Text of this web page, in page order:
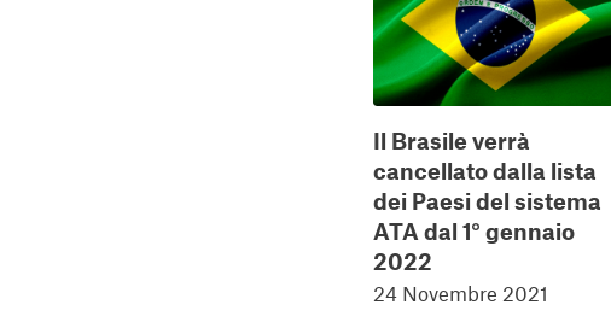
Il Brasile verrà
cancellato dalla lista
dei Paesi del sistema
ATA dal 1° gennaio
2022
24 Novembre 2021